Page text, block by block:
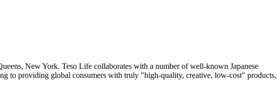
New York. Teso Life collaborates with a number of well-known Japanese
to providing global consumers with truly "high-quality, creative, low-cost" products,